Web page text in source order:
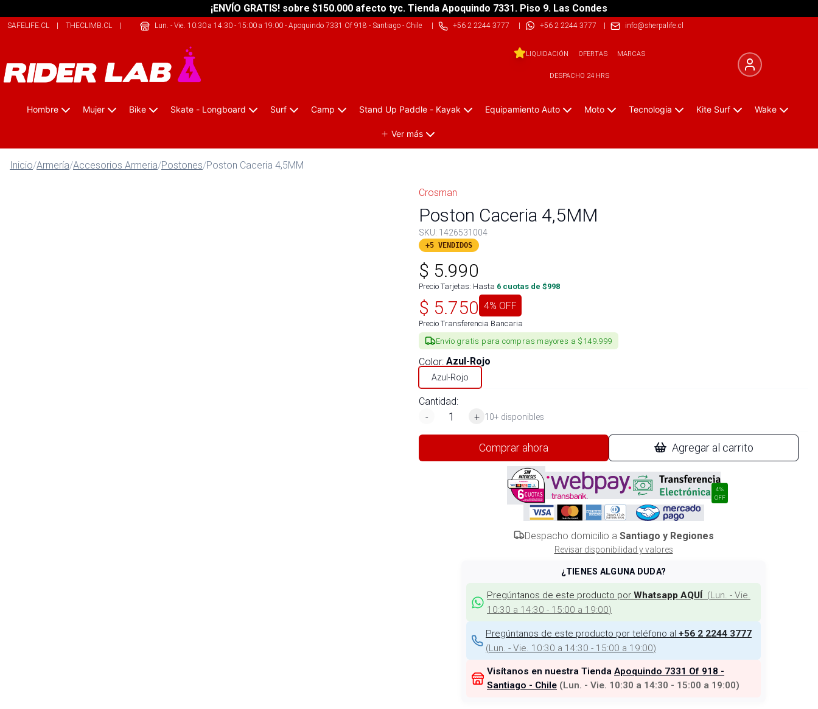
¡ENVÍO GRATIS! sobre $150.000 afecto tyc. Tienda Apoquindo 7331. Piso 9. Las Condes
SAFELIFE.CL | THECLIMB.CL | ONEKAYAK.CLLun. - Vie. 10:30 a 14:30 - 15:00 a 19:00- Apoquindo 7331 Of 918 - Santiago - Chile| +56 2 2244 3777 | +56 2 2244 3777 | info@sherpalife.cl
LIQUIDACIÓN OFERTAS MARCAS
DESPACHO 24 HRS
Hombre Mujer Bike Skate - Longboard Surf Camp Stand Up Paddle - Kayak Equipamiento Auto Moto Tecnologia Kite Surf Wake
Ver más
Inicio/Armería/Accesorios Armeria/Postones/Poston Caceria 4,5MM
Crosman
Poston Caceria 4,5MM
SKU: 1426531004
+5 VENDIDOS
$ 5.990
Precio Tarjetas: Hasta 6 cuotas de $998
$ 5.750 4% OFF
Precio Transferencia Bancaria
Envío gratis para compras mayores a $149.999
Color: Azul-Rojo
Azul-Rojo
Cantidad:
-
+ 10+ disponibles
Comprar ahora Agregar al carrito
4%
OFF
Despacho domicilio a Santiago y Regiones
Revisar disponibilidad y valores
¿TIENES ALGUNA DUDA?
Pregúntanos de este producto por Whatsapp AQUÍ (Lun. - Vie.
10:30 a 14:30 - 15:00 a 19:00)
Pregúntanos de este producto por teléfono al +56 2 2244 3777
(Lun. - Vie. 10:30 a 14:30 - 15:00 a 19:00)
Visítanos en nuestra Tienda Apoquindo 7331 Of 918 -
Santiago - Chile (Lun. - Vie. 10:30 a 14:30 - 15:00 a 19:00)